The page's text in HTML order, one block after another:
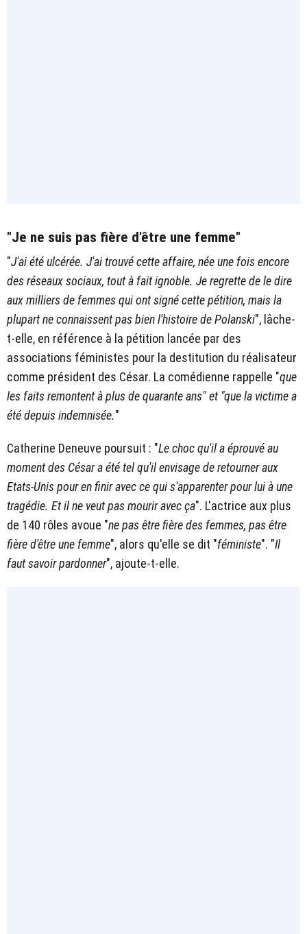
"Je ne suis pas fière d'être une femme"
"J'ai été ulcérée. J'ai trouvé cette affaire, née une fois encore
des réseaux sociaux, tout à fait ignoble. Je regrette de le dire
aux milliers de femmes qui ont signé cette pétition, mais la
plupart ne connaissent pas bien l'histoire de Polanski", lâche-
t-elle, en référence à la pétition lancée par des
associations féministes pour la destitution du réalisateur
comme président des César. La comédienne rappelle "que
les faits remontent à plus de quarante ans" et "que la victime a
été depuis indemnisée."
Catherine Deneuve poursuit : "Le choc qu'il a éprouvé au
moment des César a été tel qu'il envisage de retourner aux
Etats-Unis pour en finir avec ce qui s'apparenter pour lui à une
tragédie. Et il ne veut pas mourir avec ça". L'actrice aux plus
de 140 rôles avoue "ne pas être fière des femmes, pas être
fière d'être une femme", alors qu'elle se dit "féministe". "Il
faut savoir pardonner", ajoute-t-elle.